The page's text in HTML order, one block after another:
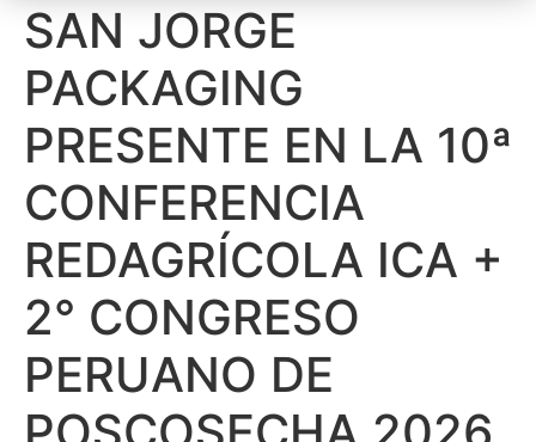
SAN JORGE
PACKAGING
PRESENTE EN LA 10ª
CONFERENCIA
REDAGRÍCOLA ICA +
2° CONGRESO
PERUANO DE